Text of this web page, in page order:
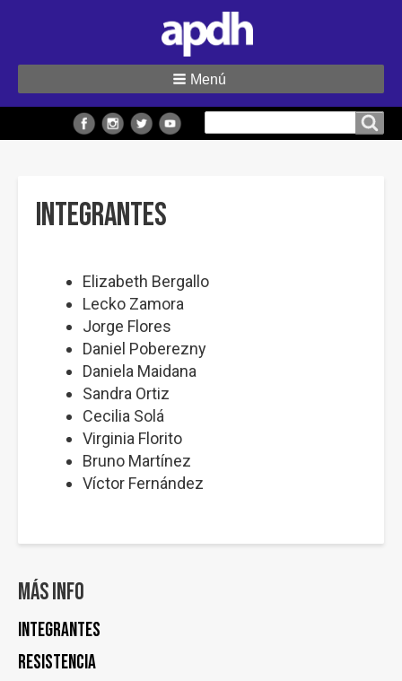
Menú
INTEGRANTES
Elizabeth Bergallo
Lecko Zamora
Jorge Flores
Daniel Poberezny
Daniela Maidana
Sandra Ortiz
Cecilia Solá
Virginia Florito
Bruno Martínez
Víctor Fernández
Más info
INTEGRANTES
Resistencia